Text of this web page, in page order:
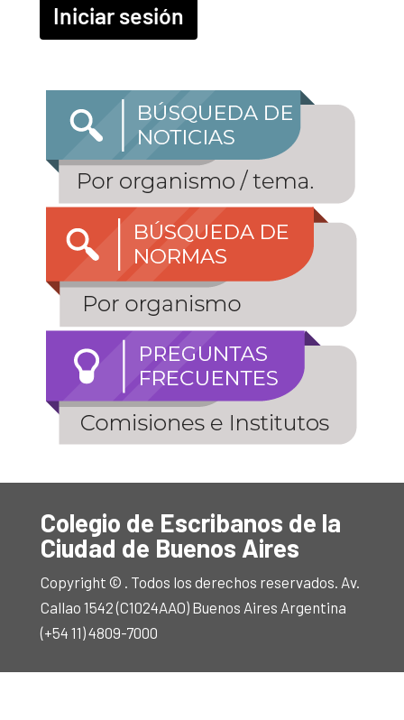
Colegio de Escribanos de la
Ciudad de Buenos Aires
Copyright © . Todos los derechos reservados. Av.
Callao 1542 (C1024AAO) Buenos Aires Argentina
(+54 11) 4809-7000